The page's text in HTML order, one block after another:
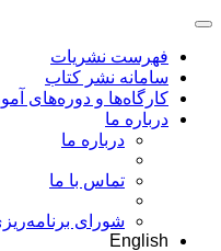
فهرست نشریات
سامانه نشر کتاب
کارگاه‌ها و دوره‌های
درباره ما
درباره ما
تماس با ما
شورای
English